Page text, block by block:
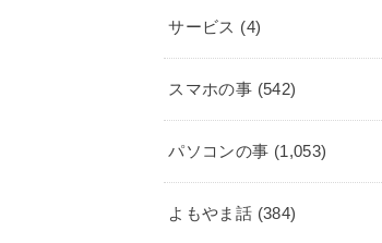
サービス (4)
スマホの事 (542)
パソコンの事 (1,053)
よもやま話 (384)